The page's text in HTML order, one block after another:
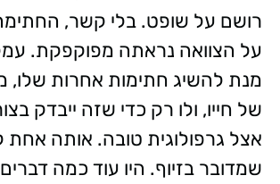
רושם על שופט. בלי קשר,
על הצוואה נראתה מפוקפקת.
מנת להשיג חתימות אחרות שלו,
של חייו, ולו רק כדי שזה ייבדק
אצל גרפולוגית טובה. אותה
שמדובר בזיוף. היו עוד כמה